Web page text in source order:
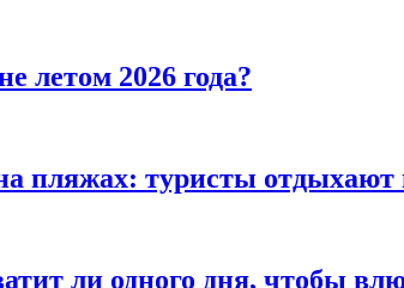
летом 2026 года?
пляжах: туристы отдыхают
ли одного дня, чтобы